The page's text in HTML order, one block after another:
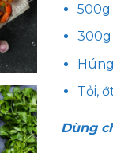
500g
Tỏi,
Dùng